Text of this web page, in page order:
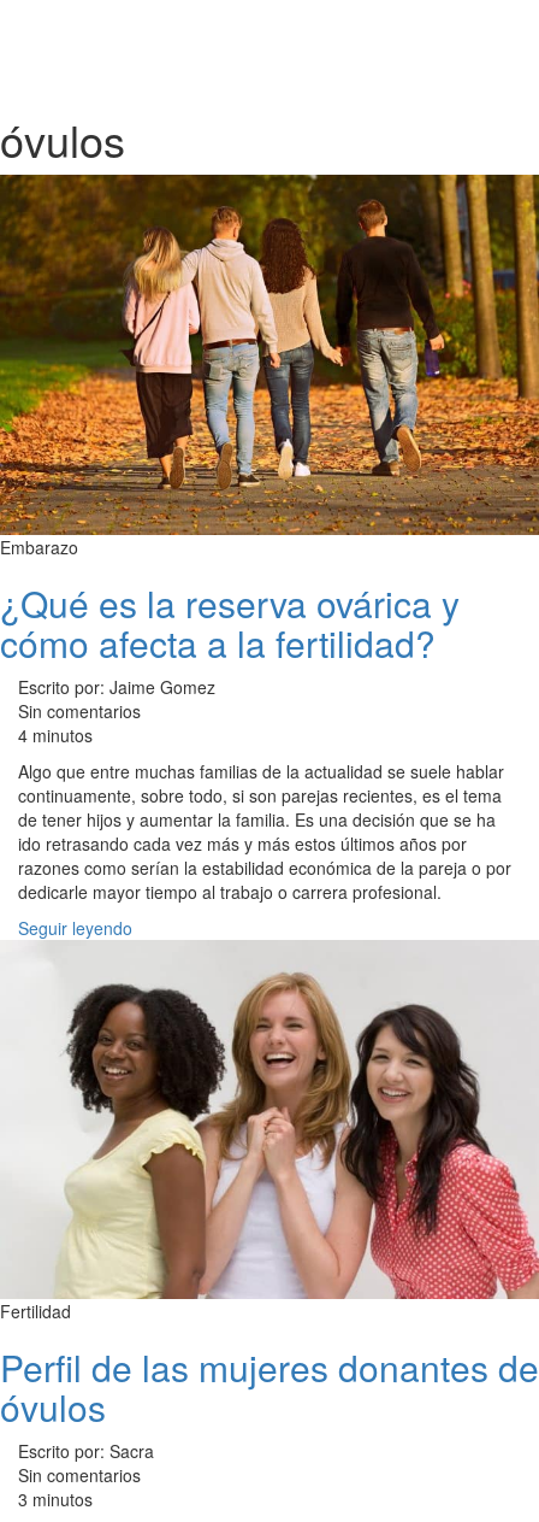
óvulos
Embarazo
¿Qué es la reserva ovárica y
cómo afecta a la fertilidad?
Escrito por: Jaime Gomez
Sin comentarios
4 minutos
Algo que entre muchas familias de la actualidad se suele hablar
continuamente, sobre todo, si son parejas recientes, es el tema
de tener hijos y aumentar la familia. Es una decisión que se ha
ido retrasando cada vez más y más estos últimos años por
razones como serían la estabilidad económica de la pareja o por
dedicarle mayor tiempo al trabajo o carrera profesional.
Seguir leyendo
Fertilidad
Perfil de las mujeres donantes de
óvulos
Escrito por: Sacra
Sin comentarios
3 minutos